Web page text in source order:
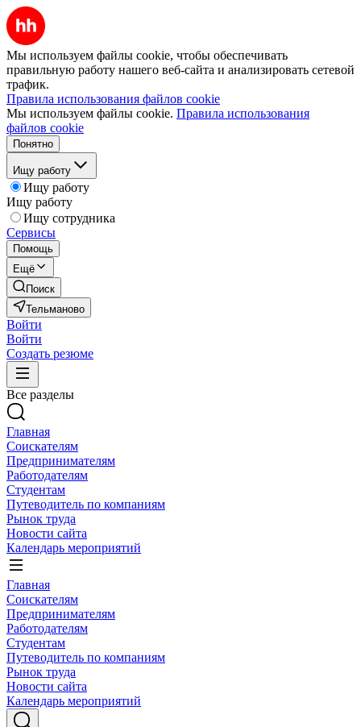
Мы используем файлы cookie, чтобы обеспечивать
правильную работу нашего веб-сайта и анализировать сетевой
трафик.
Правила использования файлов cookie
Мы используем файлы cookie. Правила использования
файлов cookie
Понятно
Ищу работу
Ищу работу
Ищу работу
Ищу сотрудника
Сервисы
Помощь
Ещё
Поиск
Тельманово
Войти
Войти
Создать резюме
Все разделы
Главная
Соискателям
Предпринимателям
Работодателям
Студентам
Путеводитель по компаниям
Рынок труда
Новости сайта
Календарь мероприятий
Главная
Соискателям
Предпринимателям
Работодателям
Студентам
Путеводитель по компаниям
Рынок труда
Новости сайта
Календарь мероприятий